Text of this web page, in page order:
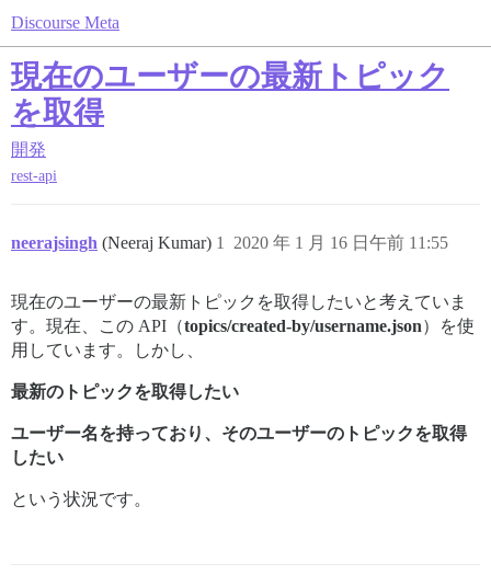
Discourse Meta
現在のユーザーの最新トピック
を取得
開発
rest-api
neerajsingh (Neeraj Kumar) 2020 年 1 月 16 日午前 11:55
1
現在のユーザーの最新トピックを取得したいと考えていま
す。現在、この API（topics/created-by/username.json）を使
用しています。しかし、
最新のトピックを取得したい
ユーザー名を持っており、そのユーザーのトピックを取得
したい
という状況です。